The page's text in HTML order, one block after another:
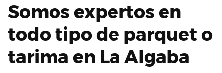
Somos expertos en
todo tipo de parquet o
tarima en La Algaba